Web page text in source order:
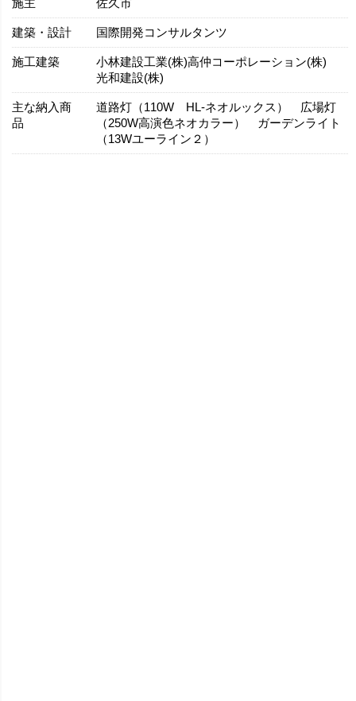
施主 佐久市
建築・設計 国際開発コンサルタンツ
施工建築
小林建設工業(株)高仲コーポレーション(株)
光和建設(株)
主な納入商
品
道路灯（110W HL-ネオルックス） 広場灯
（250W高演色ネオカラー） ガーデンライト
（13Wユーライン２）